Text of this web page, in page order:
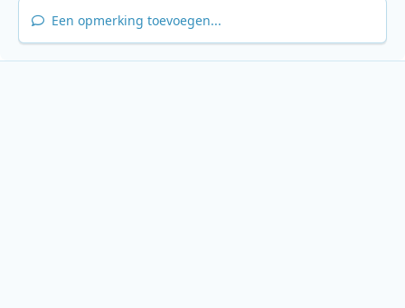
Een opmerking toevoegen...